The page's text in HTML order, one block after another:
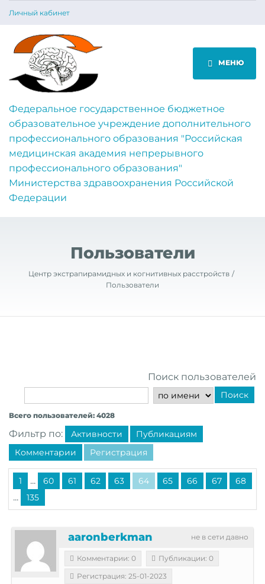
Личный кабинет
МЕНЮ
Федеральное государственное бюджетное
образовательное учреждение дополнительного
профессионального образования "Российская
медицинская академия непрерывного
профессионального образования"
Министерства здравоохранения Российской
Федерации
Пользователи
Центр экстрапирамидных и когнитивных расстройств
Пользователи
Поиск пользователей
Поиск
Всего пользователей: 4028
Фильтр по: Активности
Публикациям
Комментарии
Регистрация
1 ... 60 61 62 63 64 65 66 67 68
... 135
не в сети давно
aaronberkman
Комментарии: 0
Публикации: 0
Регистрация: 25-01-2023